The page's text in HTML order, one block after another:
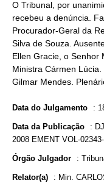
O Tribunal, por
recebeu a denúncia.
Procurador-Geral da
Silva de Souza.
Ellen Gracie, o Senhor
Ministra Cármen
Gilmar Mendes.
Data do Julgamento :
Data da Publicação :
2008 EMENT VOL-
Órgão Julgador :
Relator(a) : Min.